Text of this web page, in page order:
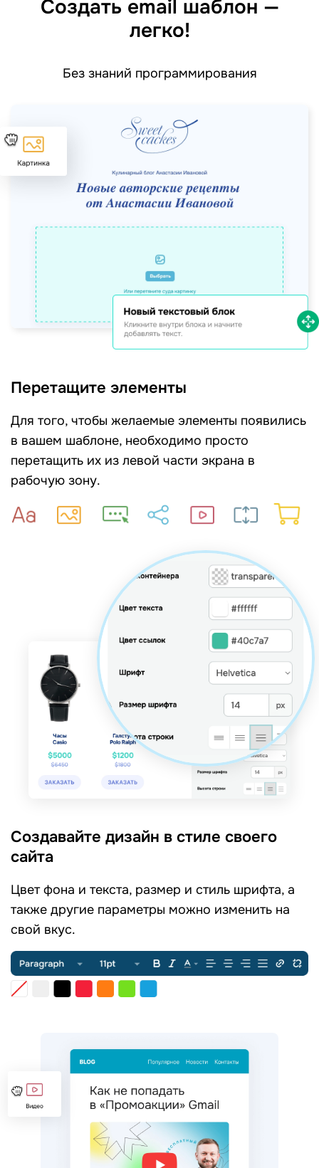
Создать email шаблон —
легко!
Без знаний программирования
Перетащите элементы
Для того, чтобы желаемые элементы появились
в вашем шаблоне, необходимо просто
перетащить их из левой части экрана в
рабочую зону.
Создавайте дизайн в стиле своего
сайта
Цвет фона и текста, размер и стиль шрифта, а
также другие параметры можно изменить на
свой вкус.